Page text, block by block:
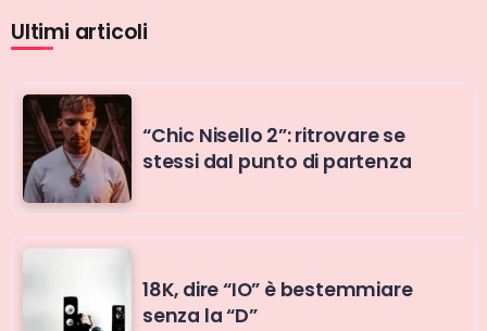
Ultimi articoli
“Chic Nisello 2”: ritrovare se
stessi dal punto di partenza
18K, dire “IO” è bestemmiare
senza la “D”